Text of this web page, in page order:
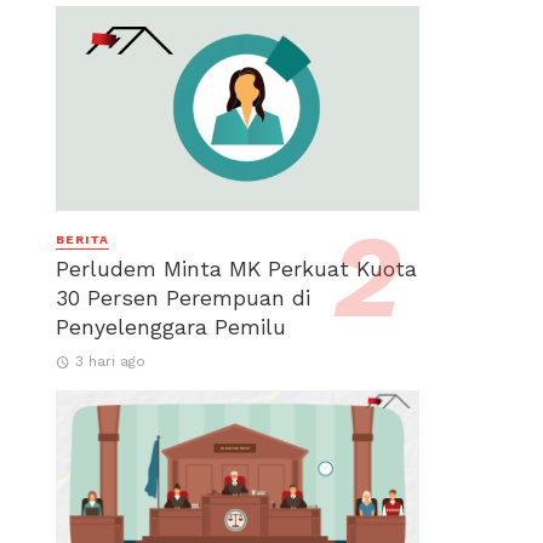
BERITA
Perludem Minta MK Perkuat Kuota
30 Persen Perempuan di
Penyelenggara Pemilu
3 hari ago